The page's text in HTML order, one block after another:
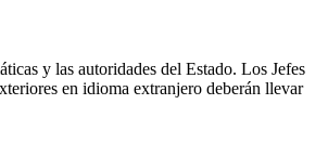
y las autoridades del Estado. Los Jefes
en idioma extranjero deberán llevar